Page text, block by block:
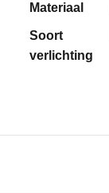
Materiaal
Soort
verlichting